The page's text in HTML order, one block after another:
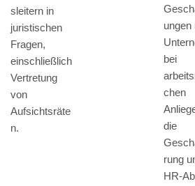
sleitern in
juristischen
Fragen,
einschließlich
Vertretung
von
Aufsichtsräte
n.
ungen
bei
chen
die
rung
HR-